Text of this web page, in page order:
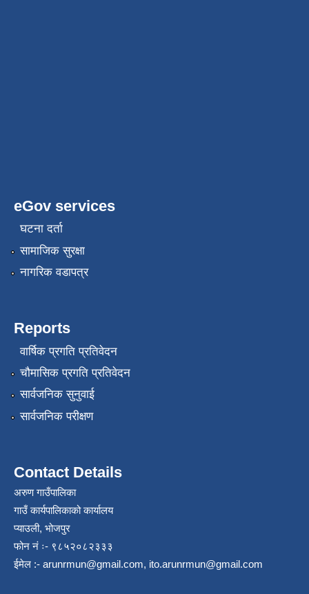
eGov services
घटना दर्ता
सामाजिक सुरक्षा
नागरिक वडापत्र
Reports
वार्षिक प्रगति प्रतिवेदन
चौमासिक प्रगति प्रतिवेदन
सार्वजनिक सुनुवाई
सार्वजनिक परीक्षण
Contact Details
अरुण गाउँपालिका
गाउँ कार्यपालिकाको कार्यालय
प्याउली, भोजपुर
फोन नं ः- ९८५२०८२३३३
ईमेल :- arunrmun@gmail.com, ito.arunrmun@gmail.com